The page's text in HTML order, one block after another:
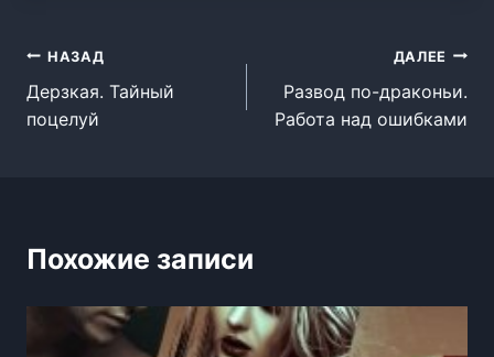
Навигация
по
НАЗАД
Дерзкая. Тайный
поцелуй
ДАЛЕЕ
Развод по-драконьи.
Работа над ошибками
Похожие записи